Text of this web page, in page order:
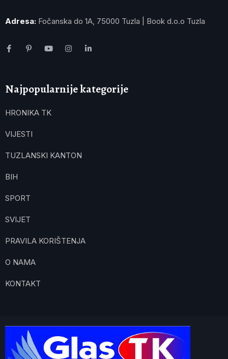
Adresa: Fočanska do 1A, 75000 Tuzla | Book d.o.o Tuzla
Najpopularnije kategorije
HRONIKA TK
VIJESTI
TUZLANSKI KANTON
BIH
SPORT
SVIJET
PRAVILA KORIŠTENJA
O NAMA
KONTAKT